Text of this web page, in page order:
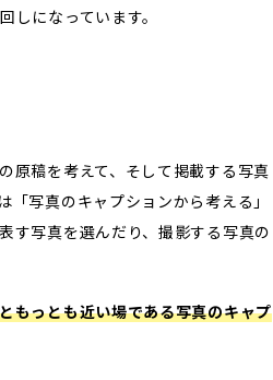
になっています。
原稿を考えて、そして掲載する写真
写真のキャプションから考える」
す写真を選んだり、撮影する写真の
もっとも近い場である写真のキャプ